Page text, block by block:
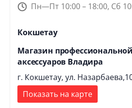
Пн—Пт 10:00 – 18:00, Сб
Кокшетау
Магазин
аксессуаров Владира
г. Кокшетау, ул.
Показать на карте